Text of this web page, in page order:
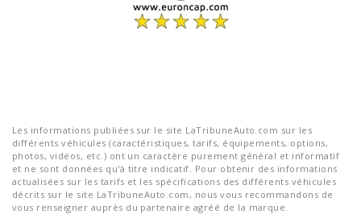
Les informations publiées sur le site LaTribuneAuto.com sur les
différents véhicules (caractéristiques, tarifs, équipements, options,
photos, vidéos, etc.) ont un caractère purement général et informatif
et ne sont données qu'à titre indicatif. Pour obtenir des informations
actualisées sur les tarifs et les spécifications des différents véhicules
décrits sur le site LaTribuneAuto.com, nous vous recommandons de
vous renseigner auprès du partenaire agréé de la marque.